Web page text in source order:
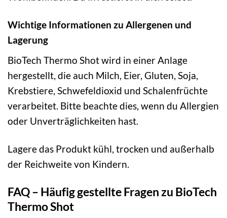
Wichtige Informationen zu Allergenen und
Lagerung
BioTech Thermo Shot wird in einer Anlage
hergestellt, die auch Milch, Eier, Gluten, Soja,
Krebstiere, Schwefeldioxid und Schalenfrüchte
verarbeitet. Bitte beachte dies, wenn du Allergien
oder Unverträglichkeiten hast.
Lagere das Produkt kühl, trocken und außerhalb
der Reichweite von Kindern.
FAQ – Häufig gestellte Fragen zu BioTech
Thermo Shot